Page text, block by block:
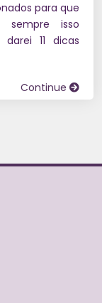
para que
sempre isso
11 dicas
Continue